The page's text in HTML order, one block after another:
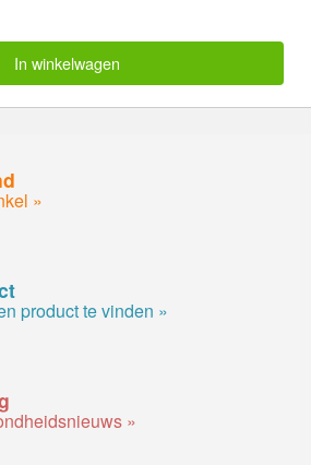
In winkelwagen
»
product te vinden »
»